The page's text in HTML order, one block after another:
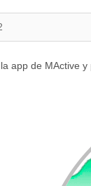
app de MActive y